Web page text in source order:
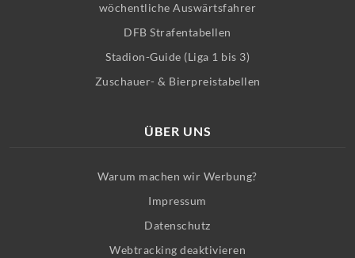
wöchentliche Auswärtsfahrer
DFB Strafentabellen
Stadion-Guide (Liga 1 bis 3)
Zuschauer- & Bierpreistabellen
ÜBER UNS
Warum machen wir Werbung?
Impressum
Datenschutz
Webtracking deaktivieren